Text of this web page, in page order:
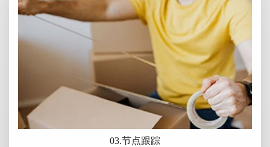
全面提升客户体验和企业运营效率。
03.节点跟踪